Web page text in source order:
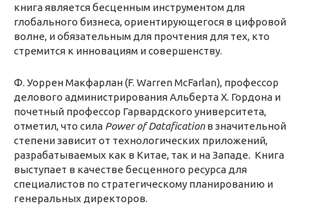
книга является бесценным инструментом для
глобального бизнеса, ориентирующегося в цифровой
волне, и обязательным для прочтения для тех, кто
стремится к инновациям и совершенству.
Ф. Уоррен Макфарлан (F. Warren McFarlan), профессор
делового администрирования Альберта Х. Гордона и
почетный профессор Гарвардского университета,
отметил, что сила Power of Dataficationв значительной
степени зависит от технологических приложений,
разрабатываемых как в Китае, так и на Западе. Книга
выступает в качестве бесценного ресурса для
специалистов по стратегическому планированию и
генеральных директоров.